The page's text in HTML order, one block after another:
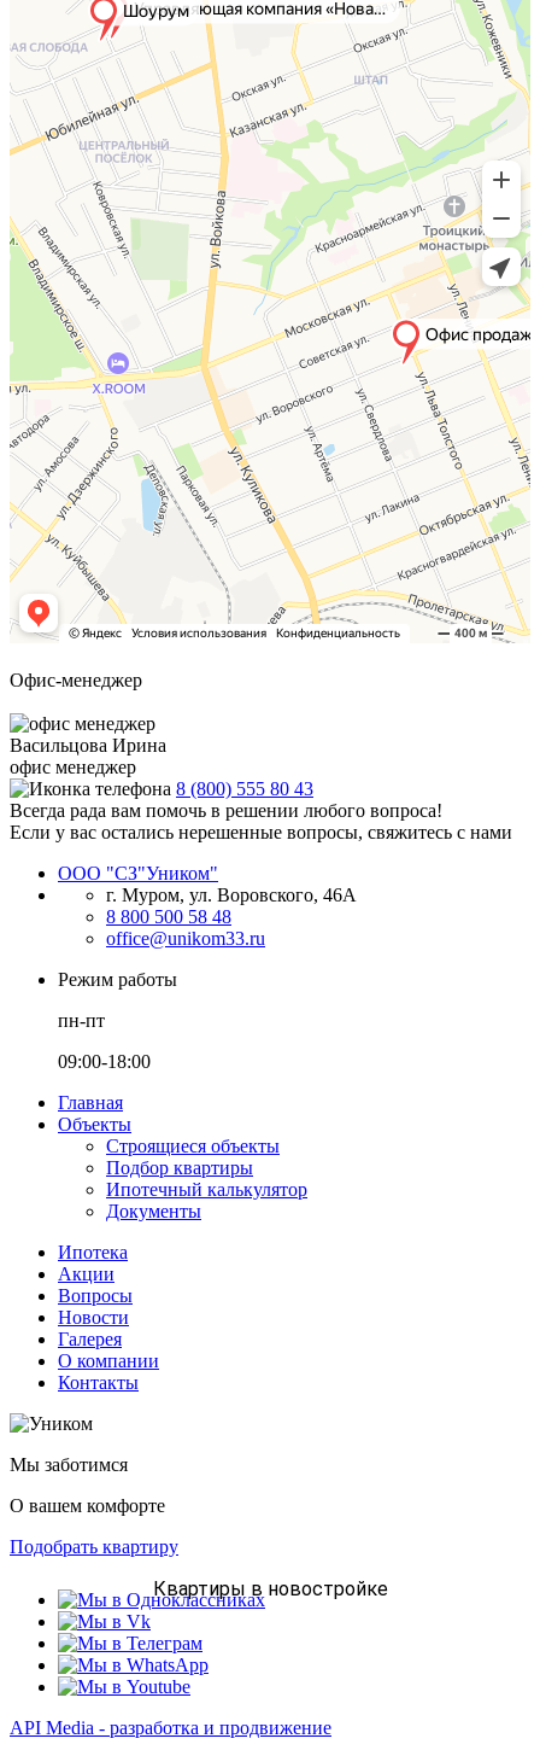
Офис-менеджер
Васильцова Ирина
офис менеджер
8 (800) 555 80 43
Всегда рада вам помочь в решении любого вопроса!
Если у вас остались нерешенные вопросы, свяжитесь с нами
ООО "СЗ"Уником"
г. Муром, ул. Воровского, 46А
8 800 500 58 48
office@unikom33.ru
Режим работы
пн-пт
09:00-18:00
Главная
Объекты
Строящиеся объекты
Подбор квартиры
Ипотечный калькулятор
Документы
Ипотека
Акции
Вопросы
Новости
Галерея
О компании
Контакты
Мы заботимся
О вашем комфорте
Подобрать квартиру
Квартиры в новостройке
API Media - разработка и продвижение